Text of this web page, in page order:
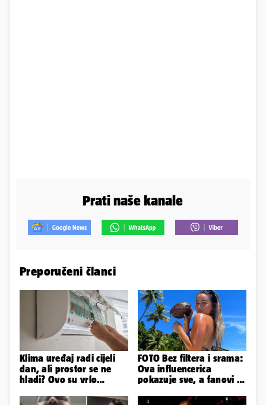
Prati naše kanale
Preporučeni članci
Klima uređaj radi cijeli
dan, ali prostor se ne
hladi? Ovo su vrlo
FOTO Bez filtera i srama:
Ova influencerica
pokazuje sve, a fanovi je